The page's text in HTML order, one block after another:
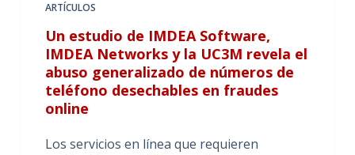
ARTÍCULOS
Un estudio de IMDEA Software,
IMDEA Networks y la UC3M revela el
abuso generalizado de números de
teléfono desechables en fraudes
online
Los servicios en línea que requieren